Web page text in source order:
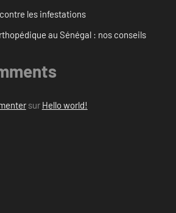
les infestations
au Sénégal : nos conseils
sur Hello world!